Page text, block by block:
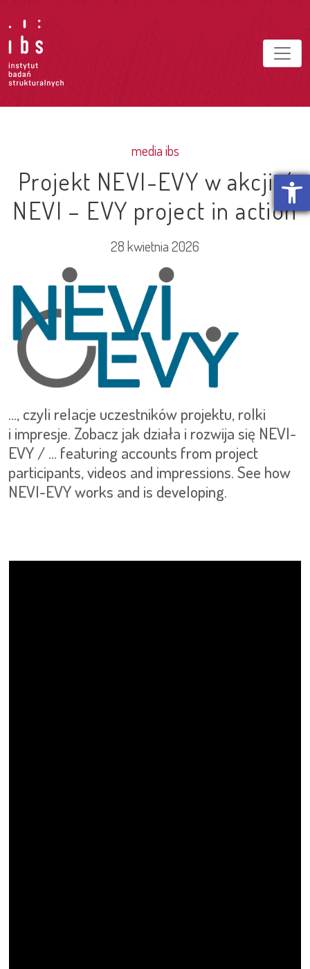
Otwórz
media ibs
Projekt NEVI-EVY w akcji /
NEVI – EVY project in action
28 kwietnia 2026
..., czyli relacje uczestników projektu, rolki
i impresje. Zobacz jak działa i rozwija się NEVI-
EVY / ... featuring accounts from project
participants, videos and impressions. See how
NEVI-EVY works and is developing.